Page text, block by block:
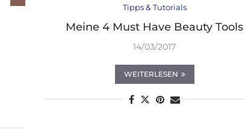
Tipps & Tutorials
Meine 4 Must Have Beauty Tools
14/03/2017
WEITERLESEN